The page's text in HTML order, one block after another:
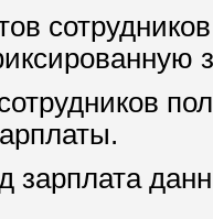
зарплата